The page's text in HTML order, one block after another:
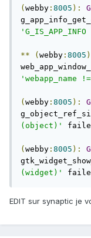
( webby : 8005 ):
** ( webby : 8005
'webapp_name
( webby : 8005 ):
(object)'
( webby : 8005 ):
(widget)'
EDIT sur synaptic je